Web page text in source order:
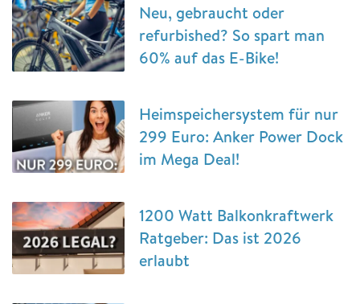
Neu, gebraucht oder
refurbished? So spart man
60% auf das E-Bike!
Heimspeichersystem für nur
299 Euro: Anker Power Dock
im Mega Deal!
1200 Watt Balkonkraftwerk
Ratgeber: Das ist 2026
erlaubt